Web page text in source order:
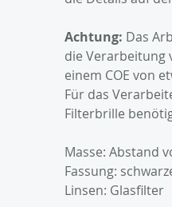
Achtung: Das
die Verarbeitung
einem COE von
Für das
Filterbrille
Masse: Abstand
Fassung:
Linsen: Glasfilter